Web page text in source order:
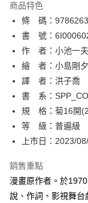
相關說明
【關於「AFTEE先享
AFTEE先享後付是「
便利好安心！
１．簡單：不需註冊
２．便利：只要手機號
３．安心：先確認商
【「AFTEE先享後付」
１．於結帳方式選擇「
結帳頁面，進行簡訊
２．訂單成立數日內
３．收到繳費通知簡訊
※ 請注意：結帳手續完
購買商品的店家。未經
後付繳納相關費用。
※ 交易是否成功請以「
ATM付款
運送方式
全家取貨付款
每筆NT$80，滿
付款後全家取貨
每筆NT$80，滿
每筆NT$80，滿
付款後萊爾富取貨
商品特色
條 碼：
書 號：
作 者：小池一夫
繪 者：小島剛夕
譯 者：洪子喬
書 系：
規 格：菊16開
等 級：普遍級
上市日：2023/
銷售重點
漫畫原作者。於
說、作詞、影視舞